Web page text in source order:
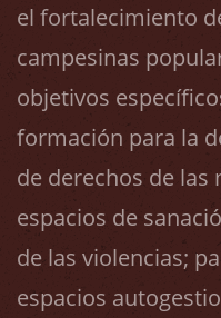
el fortalecimiento
campesinas
objetivos
formación para la
de derechos de las
espacios de
de las violencias;
espacios